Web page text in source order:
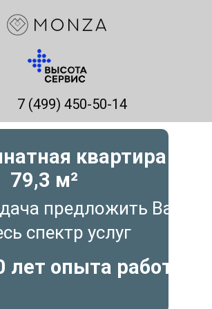
7 (499) 450-50-14
предложить Вам
спектр услуг
лет опыта работы
квартира
79,3 м²